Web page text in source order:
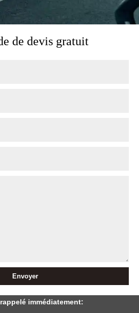
de devis gratuit
immédiatement: